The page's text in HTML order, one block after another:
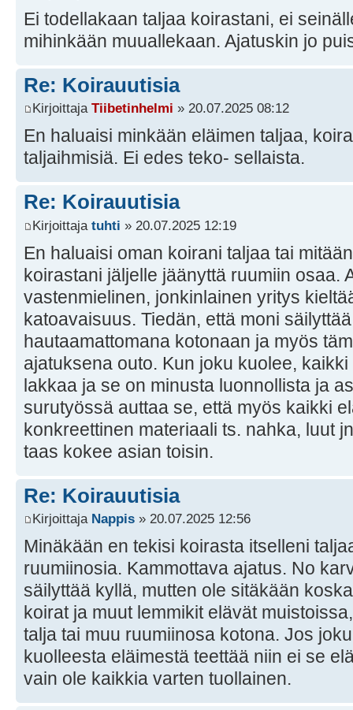
Ei todellakaan taljaa koirastani, ei
mihinkään muuallekaan. Ajatuskin jo
Re: Koirauutisia
Kirjoittaja Tiibetinhelmi » 20.07.2025 08:12
En haluaisi minkään eläimen taljaa,
taljaihmisiä. Ei edes teko- sellaista.
Re: Koirauutisia
Kirjoittaja tuhti » 20.07.2025 12:19
En haluaisi oman koirani taljaa tai
koirastani jäljelle jäänyttä ruumiin osaa.
vastenmielinen, jonkinlainen yritys
katoavaisuus. Tiedän, että moni
hautaamattomana kotonaan ja myös
ajatuksena outo. Kun joku kuolee,
lakkaa ja se on minusta luonnollista ja
surutyössä auttaa se, että myös kaikki
konkreettinen materiaali ts. nahka, luut
taas kokee asian toisin.
Re: Koirauutisia
Kirjoittaja Nappis » 20.07.2025 12:56
Minäkään en tekisi koirasta itselleni
ruumiinosia. Kammottava ajatus. No
säilyttää kyllä, mutten ole sitäkään
koirat ja muut lemmikit elävät
talja tai muu ruumiinosa kotona. Jos
kuolleesta eläimestä teettää niin ei se
vain ole kaikkia varten tuollainen.